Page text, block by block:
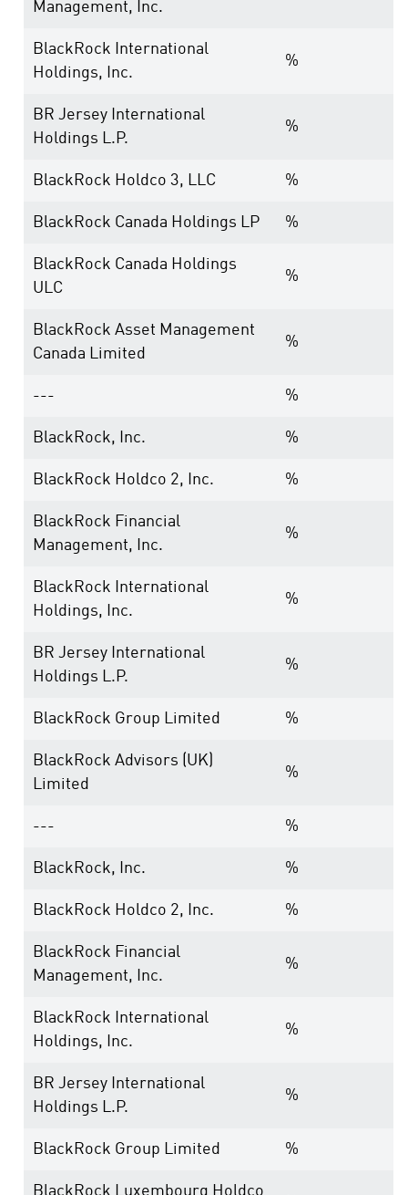
Management, Inc.
BlackRock International
Holdings, Inc.
%
BR Jersey International
Holdings L.P.
%
BlackRock Holdco 3, LLC %
BlackRock Canada Holdings LP %
BlackRock Canada Holdings
ULC
%
BlackRock Asset Management
Canada Limited
%
--- %
BlackRock, Inc. %
BlackRock Holdco 2, Inc. %
BlackRock Financial
Management, Inc.
%
BlackRock International
Holdings, Inc.
%
BR Jersey International
Holdings L.P.
%
BlackRock Group Limited %
BlackRock Advisors (UK)
Limited
%
--- %
BlackRock, Inc. %
BlackRock Holdco 2, Inc. %
BlackRock Financial
Management, Inc.
%
BlackRock International
Holdings, Inc.
%
BR Jersey International
Holdings L.P.
%
BlackRock Group Limited %
BlackRock Luxembourg Holdco